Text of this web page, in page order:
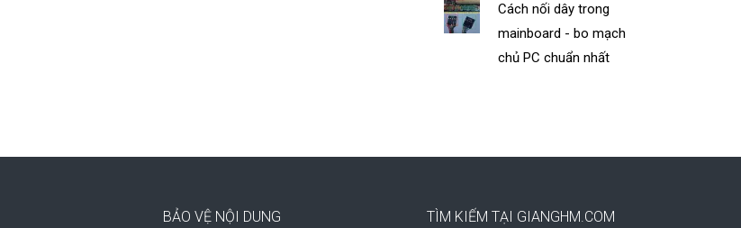
Cách nối dây trong
mainboard - bo mạch
chủ PC chuẩn nhất
BẢO VỆ NỘI DUNG TÌM KIẾM TẠI GIANGHM.COM